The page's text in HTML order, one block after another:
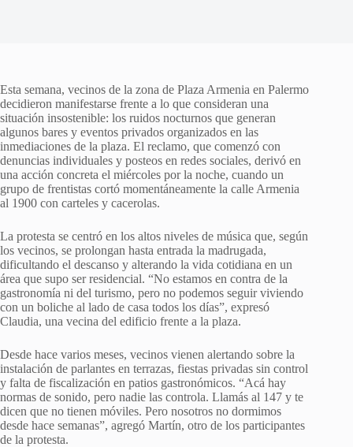
Esta semana, vecinos de la zona de Plaza Armenia en Palermo
decidieron manifestarse frente a lo que consideran una
situación insostenible: los ruidos nocturnos que generan
algunos bares y eventos privados organizados en las
inmediaciones de la plaza. El reclamo, que comenzó con
denuncias individuales y posteos en redes sociales, derivó en
una acción concreta el miércoles por la noche, cuando un
grupo de frentistas cortó momentáneamente la calle Armenia
al 1900 con carteles y cacerolas.
La protesta se centró en los altos niveles de música que, según
los vecinos, se prolongan hasta entrada la madrugada,
dificultando el descanso y alterando la vida cotidiana en un
área que supo ser residencial. “No estamos en contra de la
gastronomía ni del turismo, pero no podemos seguir viviendo
con un boliche al lado de casa todos los días”, expresó
Claudia, una vecina del edificio frente a la plaza.
Desde hace varios meses, vecinos vienen alertando sobre la
instalación de parlantes en terrazas, fiestas privadas sin control
y falta de fiscalización en patios gastronómicos. “Acá hay
normas de sonido, pero nadie las controla. Llamás al 147 y te
dicen que no tienen móviles. Pero nosotros no dormimos
desde hace semanas”, agregó Martín, otro de los participantes
de la protesta.